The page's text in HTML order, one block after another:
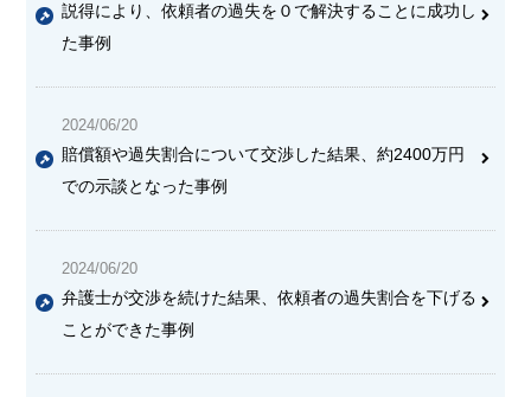
説得により、依頼者の過失を０で解決することに成功し
た事例
2024/06/20
賠償額や過失割合について交渉した結果、約2400万円
での示談となった事例
2024/06/20
弁護士が交渉を続けた結果、依頼者の過失割合を下げる
ことができた事例